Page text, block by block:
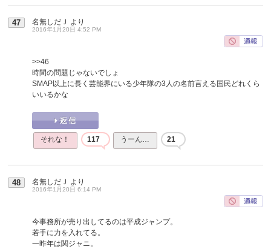
47 名無しだＪ より
2016年1月20日 4:52 PM
>>46
時間の問題じゃないでしょ
SMAP以上に長く芸能界にいる少年隊の3人の名前言える国民どれくら
いいるかな
それな！ 117 うーん… 21
48 名無しだＪ より
2016年1月20日 6:14 PM
今事務所が売り出してるのは平成ジャンプ。
若手に力を入れてる。
一昨年は関ジャニ。